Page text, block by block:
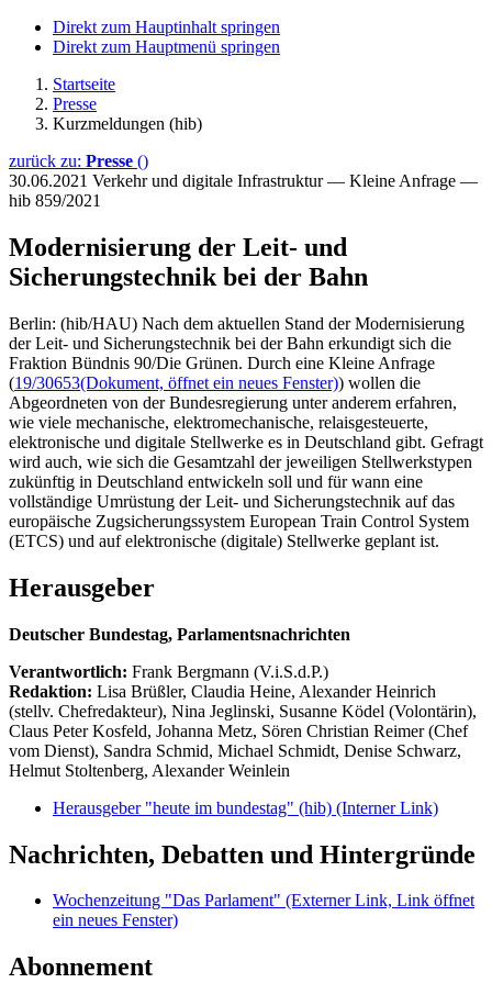
Direkt zum Hauptinhalt springen
Direkt zum Hauptmenü springen
Startseite
Presse
Kurzmeldungen (hib)
zurück zu: Presse ()
30.06.2021 Verkehr und digitale Infrastruktur — Kleine Anfrage —
hib 859/2021
Modernisierung der Leit- und
Sicherungstechnik bei der Bahn
Berlin: (hib/HAU) Nach dem aktuellen Stand der Modernisierung
der Leit- und Sicherungstechnik bei der Bahn erkundigt sich die
Fraktion Bündnis 90/Die Grünen. Durch eine Kleine Anfrage
(19/30653(Dokument, öffnet ein neues Fenster)) wollen die
Abgeordneten von der Bundesregierung unter anderem erfahren,
wie viele mechanische, elektromechanische, relaisgesteuerte,
elektronische und digitale Stellwerke es in Deutschland gibt. Gefragt
wird auch, wie sich die Gesamtzahl der jeweiligen Stellwerkstypen
zukünftig in Deutschland entwickeln soll und für wann eine
vollständige Umrüstung der Leit- und Sicherungstechnik auf das
europäische Zugsicherungssystem European Train Control System
(ETCS) und auf elektronische (digitale) Stellwerke geplant ist.
Herausgeber
Deutscher Bundestag, Parlamentsnachrichten
Verantwortlich: Frank Bergmann (V.i.S.d.P.)
Redaktion: Lisa Brüßler, Claudia Heine, Alexander Heinrich
(stellv. Chefredakteur), Nina Jeglinski, Susanne Ködel (Volontärin),
Claus Peter Kosfeld, Johanna Metz, Sören Christian Reimer (Chef
vom Dienst), Sandra Schmid, Michael Schmidt, Denise Schwarz,
Helmut Stoltenberg, Alexander Weinlein
Herausgeber "heute im bundestag" (hib) (Interner Link)
Nachrichten, Debatten und Hintergründe
Wochenzeitung "Das Parlament" (Externer Link, Link öffnet
ein neues Fenster)
Abonnement